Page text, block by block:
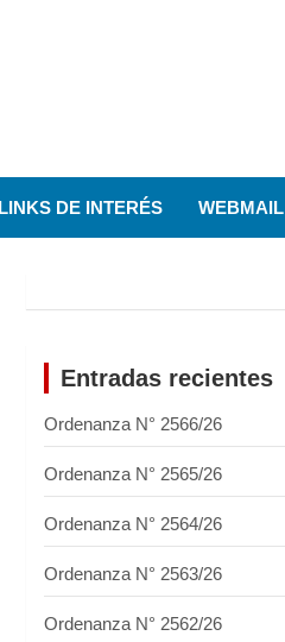
LINKS DE INTERÉS WEBMAIL
Entradas recientes
Ordenanza N° 2566/26
Ordenanza N° 2565/26
Ordenanza N° 2564/26
Ordenanza N° 2563/26
Ordenanza N° 2562/26